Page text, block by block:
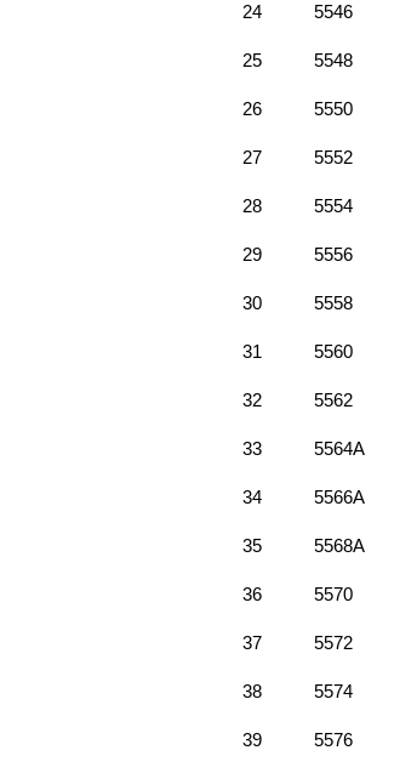
24 5546
25 5548
26 5550
27 5552
28 5554
29 5556
30 5558
31 5560
32 5562
33 5564A
34 5566A
35 5568A
36 5570
37 5572
38 5574
39 5576